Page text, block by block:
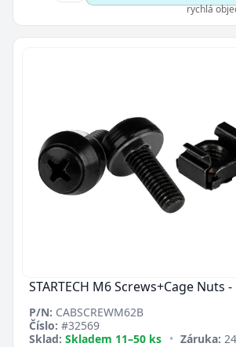
rychlá
STARTECH M6 Screws+Cage Nuts
P/N: CABSCREWM62B
Číslo: #32569
Sklad: Skladem 11–50 ks • Záruka: